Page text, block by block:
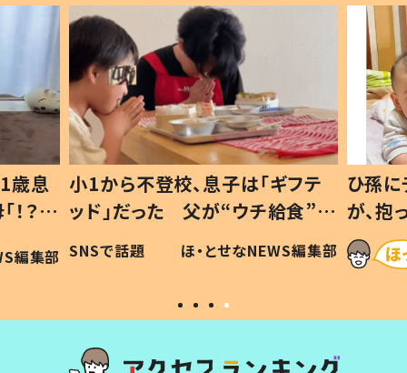
フテ
食”を
編集部
ひ孫にデレデレな80歳じいじ
が、抱っこすると…ひ孫の反応に
「涙が出ました」「可愛くて仕方な
い」
ほ・とせなNEWS編集部